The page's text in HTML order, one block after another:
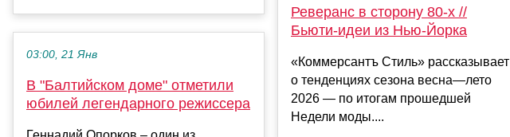
03:00, 21 Янв
В "Балтийском доме" отметили
юбилей легендарного режиссера
Реверанс в сторону 80-х //
Бьюти-идеи из Нью-Йорка
«Коммерсантъ Стиль» рассказывает
о тенденциях сезона весна—лето
2026 — по итогам прошедшей
Недели моды....